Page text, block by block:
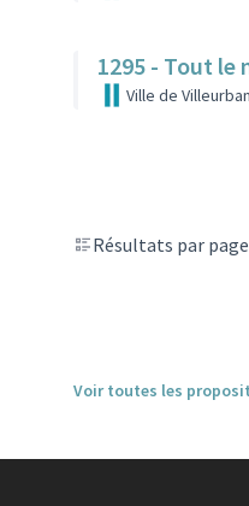
1295 - Tout
Ville de
Résultats par page
Voir toutes les